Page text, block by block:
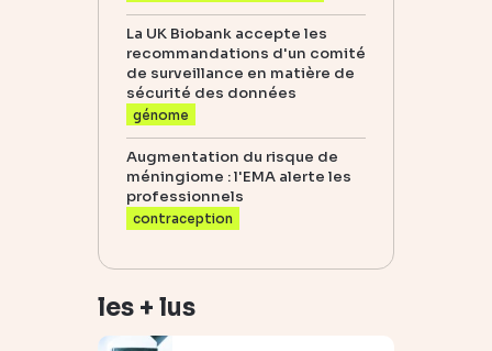
La UK Biobank accepte les
recommandations d'un comité
de surveillance en matière de
sécurité des données
génome
Augmentation du risque de
méningiome : l'EMA alerte les
professionnels
contraception
les + lus